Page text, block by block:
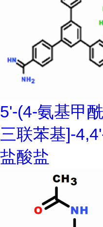
5'-(4-氨基甲
三联苯基]-
盐酸盐